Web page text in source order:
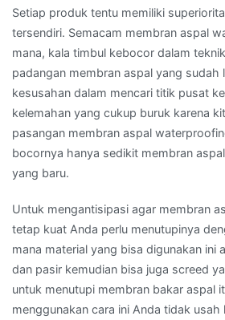
Setiap produk tentu memiliki
tersendiri. Semacam membran aspal
mana, kala timbul kebocor dalam
padangan membran aspal yang sudah
kesusahan dalam mencari titik pusat
kelemahan yang cukup buruk karena
pasangan membran aspal
bocornya hanya sedikit membran
yang baru.
Untuk mengantisipasi agar membran
tetap kuat Anda perlu menutupinya
mana material yang bisa digunakan ini
dan pasir kemudian bisa juga screed
untuk menutupi membran bakar aspal
menggunakan cara ini Anda tidak usah